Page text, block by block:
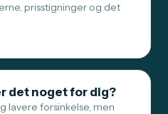
prisstigninger og det
det noget for dig?
lavere forsinkelse, men